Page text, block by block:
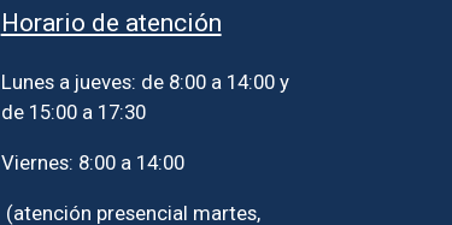
Horario de atención
Lunes a jueves: de 8:00 a 14:00 y
de 15:00 a 17:30
Viernes: 8:00 a 14:00
(atención presencial martes,